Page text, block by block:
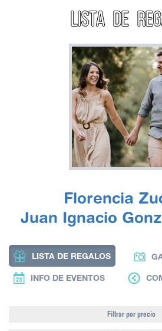
LISTA DE
Florencia
Juan Ignacio
LISTA DE REGALOS
INFO DE EVENTOS
Filtrar por precio